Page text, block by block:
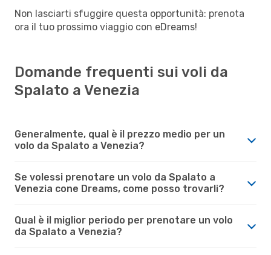
Non lasciarti sfuggire questa opportunità: prenota
ora il tuo prossimo viaggio con eDreams!
Domande frequenti sui voli da
Spalato a Venezia
Generalmente, qual è il prezzo medio per un
volo da Spalato a Venezia?
Se volessi prenotare un volo da Spalato a
Venezia cone Dreams, come posso trovarli?
Qual è il miglior periodo per prenotare un volo
da Spalato a Venezia?